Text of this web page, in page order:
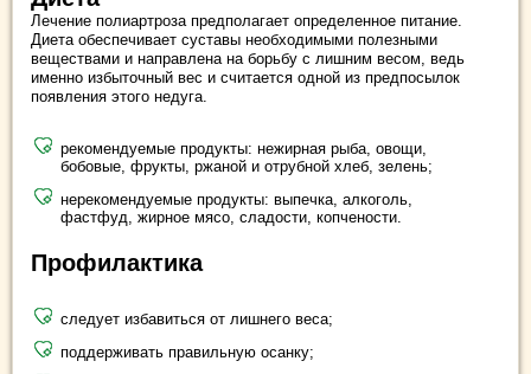
Лечение полиартроза предполагает определенное питание.
Диета обеспечивает суставы необходимыми полезными
веществами и направлена на борьбу с лишним весом, ведь
именно избыточный вес и считается одной из предпосылок
появления этого недуга.
рекомендуемые продукты: нежирная рыба, овощи,
бобовые, фрукты, ржаной и отрубной хлеб, зелень;
нерекомендуемые продукты: выпечка, алкоголь,
фастфуд, жирное мясо, сладости, копчености.
Профилактика
следует избавиться от лишнего веса;
поддерживать правильную осанку;